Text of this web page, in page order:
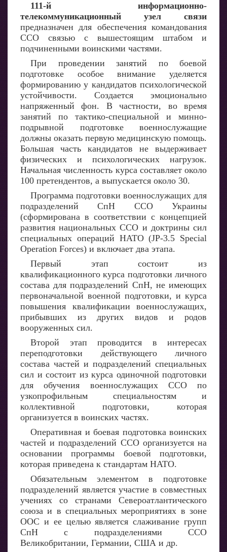
111-й информационно-
телекоммуникационный узел связи
предназначен для обеспечения командования
ССО связью с вышестоящим штабом и
подчиненными воинскими частями.
При проведении занятий по боевой
подготовке особое внимание уделяется
формированию у кандидатов психологической
устойчивости. Создается эмоционально
напряженный фон. В частности, во время
занятий по тактико-специальной и минно-
подрывной подготовке военнослужащие
должны оказать первую медицинскую помощь.
Большая часть кандидатов не выдерживает
физических и психологических нагрузок.
Начальная численность курса составляет около
100 претендентов, а выпускается около 30.
Программа подготовки военнослужащих для
подразделений СпН ССО Украины
(сформирована в соответствии с концепцией
развития национальных ССО и доктрины сил
специальных операций НАТО (JP-3.5 Special
Operation Forces) и включает два этапа.
Первый этап состоит из
квалификационного курса подготовки личного
состава для подразделений СпН, не имеющих
первоначальной военной подготовки, и курса
повышения квалификации военнослужащих,
прибывших из других видов и родов
вооруженных сил.
Второй этап проводится в интересах
переподготовки действующего личного
состава частей и подразделений специальных
сил и состоит из курса одиночной подготовки
для обучения военнослужащих ССО по
узкопрофильным специальностям и
коллективной подготовки, которая
организуется в воинских частях.
Оперативная и боевая подготовка воинских
частей и подразделений ССО организуется на
основании программы боевой подготовки,
которая приведена к стандартам НАТО.
Обязательным элементом в подготовке
подразделений является участие в совместных
учениях со странами Североатлантического
союза и в специальных мероприятиях в зоне
ООС и ее целью является слаживание групп
СпН с подразделениями ССО
Великобритании, Германии, США и др.